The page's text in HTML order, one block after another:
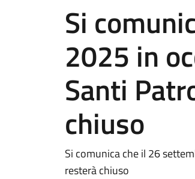
Si
2025 in
Santi
chiuso
Si comunica che il 26
resterà chiuso